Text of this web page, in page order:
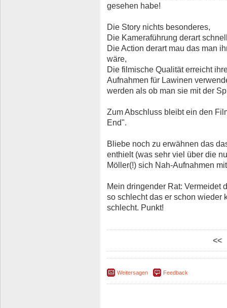
gesehen habe!
Die Story nichts besonderes,
Die Kameraführung derart
Die Action derart mau das man
wäre,
Die filmische Qualität erreicht
Aufnahmen für Lawinen
werden als ob man sie mit der
Zum Abschluss bleibt ein den
End".
Bliebe noch zu erwähnen das
enthielt (was sehr viel über die
Möller(!) sich Nah-Aufnahmen
Mein dringender Rat: Vermeidet
so schlecht das er schon wieder
schlecht. Punkt!
<<
Weitersagen Feedback